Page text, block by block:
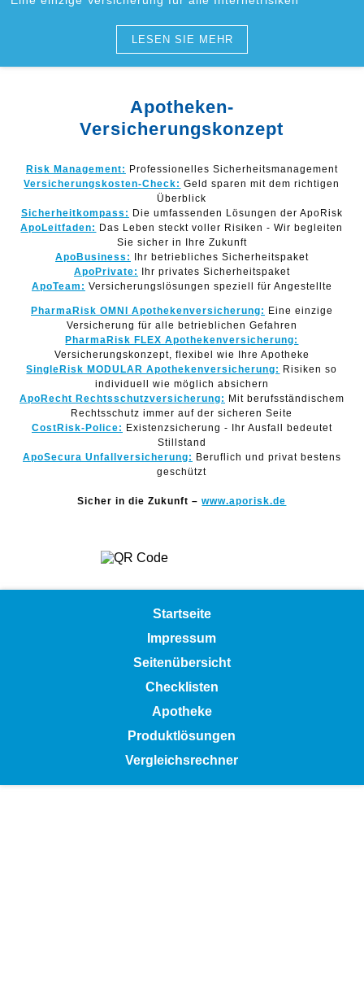
LESEN SIE MEHR
Apotheken-
Versicherungskonzept
Risk Management: Professionelles Sicherheitsmanagement
Versicherungskosten-Check: Geld sparen mit dem richtigen
Überblick
Sicherheitkompass: Die umfassenden Lösungen der ApoRisk
ApoLeitfaden: Das Leben steckt voller Risiken - Wir begleiten
Sie sicher in Ihre Zukunft
ApoBusiness: Ihr betriebliches Sicherheitspaket
ApoPrivate: Ihr privates Sicherheitspaket
ApoTeam: Versicherungslösungen speziell für Angestellte
PharmaRisk OMNI Apothekenversicherung: Eine einzige
Versicherung für alle betrieblichen Gefahren
PharmaRisk FLEX Apothekenversicherung:
Versicherungskonzept, flexibel wie Ihre Apotheke
SingleRisk MODULAR Apothekenversicherung: Risiken so
individuell wie möglich absichern
ApoRecht Rechtsschutzversicherung: Mit berufsständischem
Rechtsschutz immer auf der sicheren Seite
CostRisk-Police: Existenzsicherung - Ihr Ausfall bedeutet
Stillstand
ApoSecura Unfallversicherung: Beruflich und privat bestens
geschützt
Sicher in die Zukunft –www.aporisk.de
Startseite
Impressum
Seitenübersicht
Checklisten
Apotheke
Produktlösungen
Vergleichsrechner